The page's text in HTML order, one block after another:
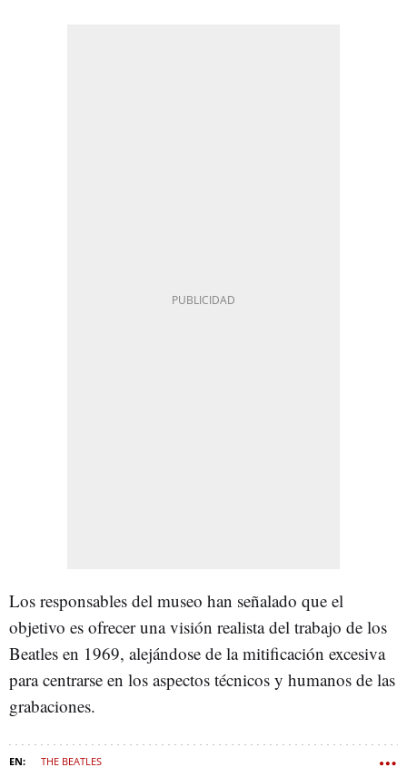
Los responsables del museo han señalado que el
objetivo es ofrecer una visión realista del trabajo de los
Beatles en 1969, alejándose de la mitificación excesiva
para centrarse en los aspectos técnicos y humanos de las
grabaciones.
THE BEATLES